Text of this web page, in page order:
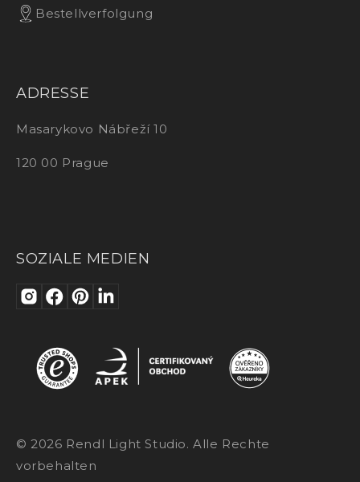
Bestellverfolgung
ADRESSE
Masarykovo Nábřeží 10
120 00 Prague
SOZIALE MEDIEN
© 2026 Rendl Light Studio. Alle Rechte
vorbehalten